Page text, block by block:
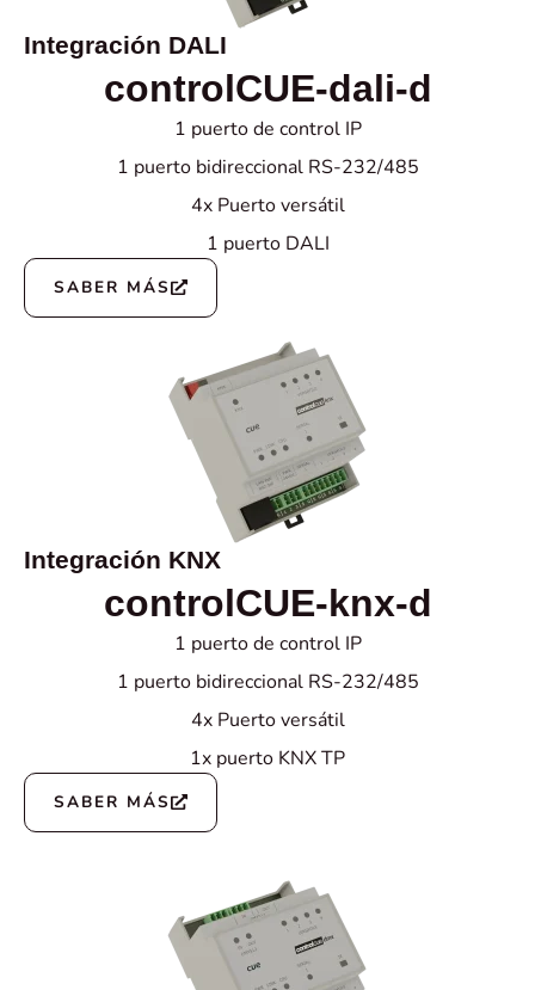
Integración DALI
controlCUE-dali-d
1 puerto de control IP
1 puerto bidireccional RS-232/485
4x Puerto versátil
1 puerto DALI
SABER MÁS
Integración KNX
controlCUE-knx-d
1 puerto de control IP
1 puerto bidireccional RS-232/485
4x Puerto versátil
1x puerto KNX TP
SABER MÁS